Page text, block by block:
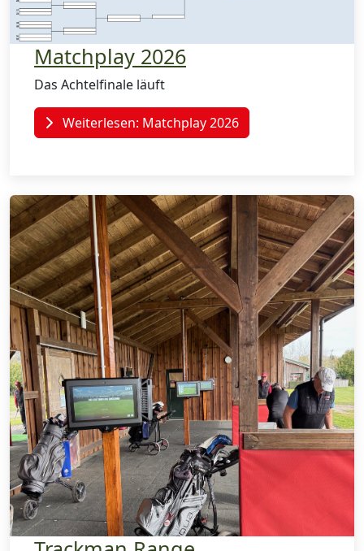
Matchplay 2026
Das Achtelfinale läuft
Weiterlesen: Matchplay 2026